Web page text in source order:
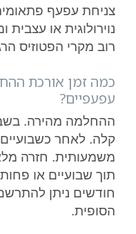
צניחת עפעף
נוירולוגית או
רוב מקרי הפטוזיס
כמה זמן אורכת
עפעפיים?
ההחלמה מהירה.
קלה. לאחר
משמעותית. חזרה
תוך שבועיים או
חודשים ניתן
הסופית.